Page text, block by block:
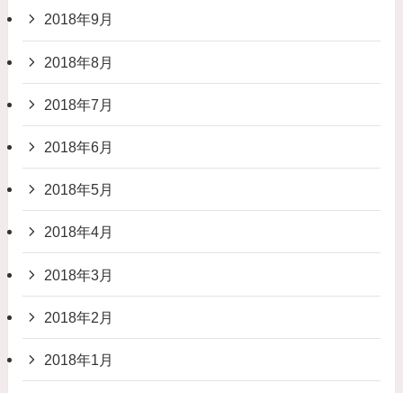
2018年9月
2018年8月
2018年7月
2018年6月
2018年5月
2018年4月
2018年3月
2018年2月
2018年1月